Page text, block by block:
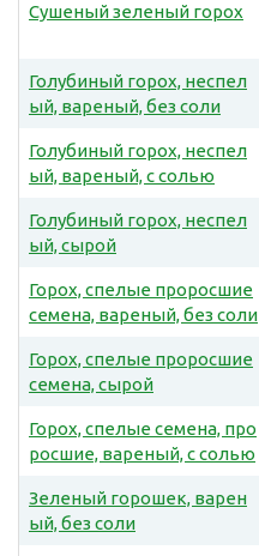
Сушеный зеленый горох
Голубиный горох, неспел
ый, вареный, без соли
Голубиный горох, неспел
ый, вареный, с солью
Голубиный горох, неспел
ый, сырой
Горох, спелые проросшие
семена, вареный, без соли
Горох, спелые проросшие
семена, сырой
Горох, спелые семена, про
росшие, вареный, с солью
Зеленый горошек, варен
ый, без соли